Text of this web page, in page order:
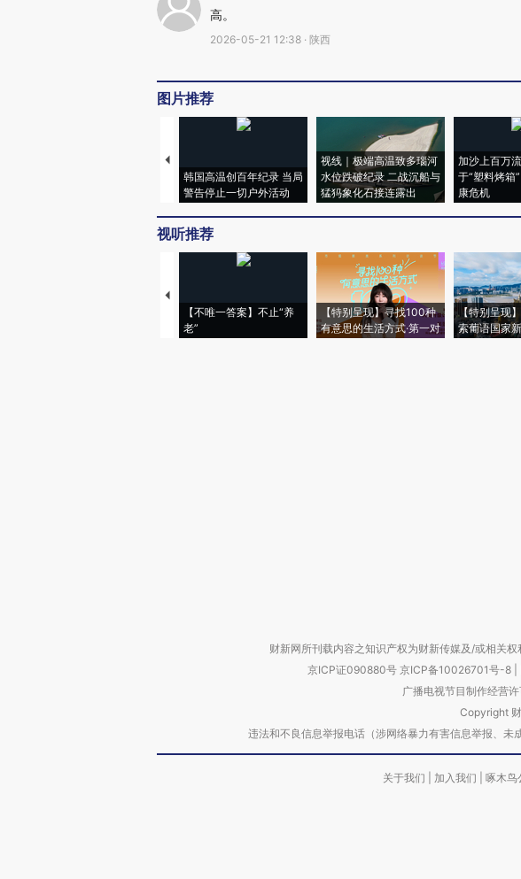
高。
2026-05-21 12:38 · 陕西
图片推荐
韩国高温创百年纪录 当局
警告停止一切户外活动
视线｜极端高温致多瑙河
水位跌破纪录 二战沉船与
猛犸象化石接连露出
加沙上百万
于“塑料烤箱
康危机
视听推荐
【不唯一答案】不止“养
老”
【特别呈现】寻找100种
有意思的生活方式·第一对
【特别呈现
索葡语国家
财新网所刊载内容之知识产权为财新传媒及/或相关
京ICP证090880号 京ICP备10026701号-8
广播电视节目制作经营
Copyright
违法和不良信息举报电话（涉网络暴力有害信息举报、
关于我们 加入我们 啄木鸟